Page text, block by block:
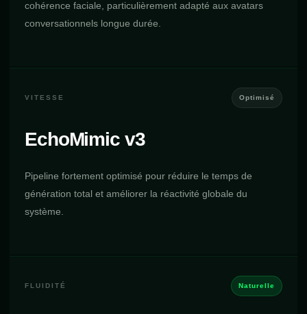
cohérence faciale, particulièrement adapté aux avatars
conversationnels longue durée.
VITESSE Optimisé
EchoMimic v3
Pipeline fortement optimisé pour réduire le temps de
génération total et améliorer la réactivité globale du
système.
FLUIDITÉ Naturelle